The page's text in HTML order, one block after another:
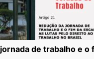
jornada de trabalho e o